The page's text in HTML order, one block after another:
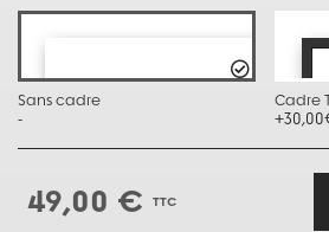
Sans cadre
-
Cadre
49,00 € TTC